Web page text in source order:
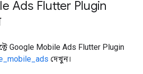
Ads Flutter Plugin
Google Mobile Ads Flutter Plugin
দেখুন।